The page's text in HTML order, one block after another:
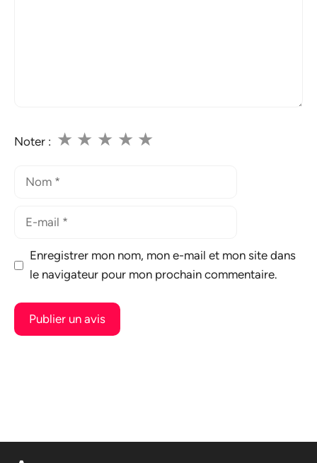
Noter : ★
★
★
★
★
Nom
Enregistrer mon nom, mon e-mail et mon site dans
le navigateur pour mon prochain commentaire.